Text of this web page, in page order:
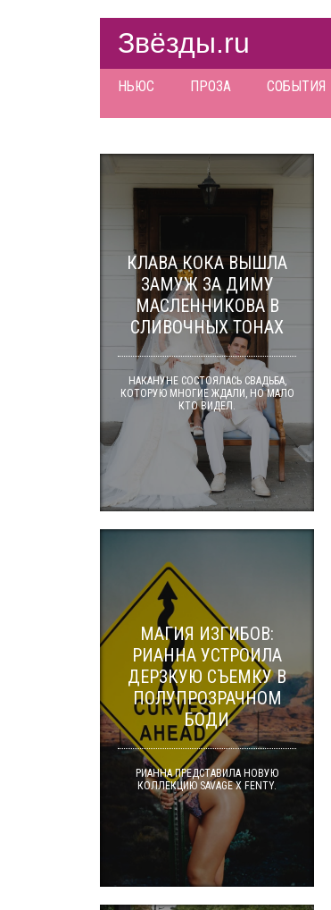
Звёзды.ru
НЬЮС ПРОЗА СОБЫТИЯ
КЛАВА КОКА ВЫШЛА
ЗАМУЖ ЗА ДИМУ
МАСЛЕННИКОВА В
СЛИВОЧНЫХ ТОНАХ
НАКАНУНЕ СОСТОЯЛАСЬ СВАДЬБА,
КОТОРУЮ МНОГИЕ ЖДАЛИ, НО МАЛО
КТО ВИДЕЛ.
МАГИЯ ИЗГИБОВ:
РИАННА УСТРОИЛА
ДЕРЗКУЮ СЪЕМКУ В
ПОЛУПРОЗРАЧНОМ
БОДИ
РИАННА ПРЕДСТАВИЛА НОВУЮ
КОЛЛЕКЦИЮ SAVAGE X FENTY.